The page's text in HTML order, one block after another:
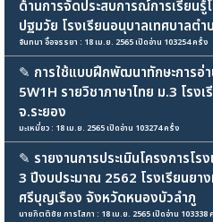
ด้านการจัดประสบการณ์การเรียนรู้
ปฐมวัย โรงเรียนอนุบาลเทศบาลตำ
จันทนา อื้อจรรยา : 18 เม.ย. 2565 เปิดอ่าน 103254 ครั้ง
✎ การใช้แบบฝึกพัฒนาทักษะการอ่
5W1H รายวิชาภาษาไทย ม.3 โรง
จ.ระยอง
มะเหมี่ยว : 18 เม.ย. 2565 เปิดอ่าน 103274 ครั้ง
✎ รายงานการประเมินโครงการโ
3 ปีงบประมาณ 2562 โรงเรียนยา
ศรีบุญเรือง จังหวัดหนองบัวลำภู
นายกิตติชัย การโสภา : 18 เม.ย. 2565 เปิดอ่าน 103338